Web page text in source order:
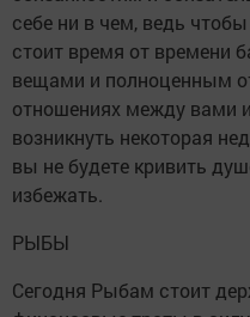
себе ни в чем, ведь
стоит время от времени
вещами и полноценным
отношениях между вами
возникнуть некоторая
вы не будете кривить
избежать.
РЫБЫ
Сегодня Рыбам стоит